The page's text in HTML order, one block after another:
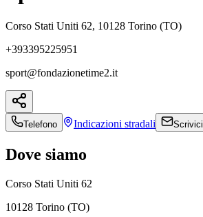
Corso Stati Uniti 62, 10128 Torino (TO)
+393395225951
sport@fondazionetime2.it
Telefono Indicazioni stradali Scrivici
Dove siamo
Corso Stati Uniti 62
10128 Torino (TO)